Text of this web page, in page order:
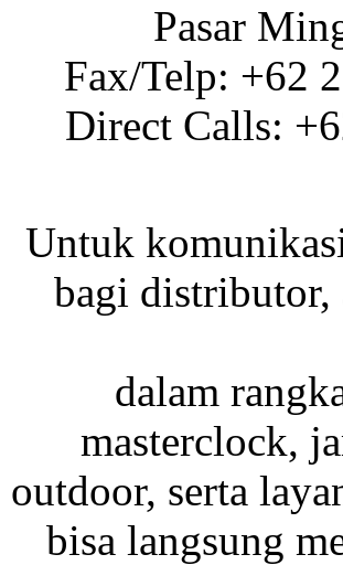
Pasar
Fax/Telp: +62
Direct Calls:
Untuk
bagi distributor,
dalam
masterclock,
outdoor, serta
bisa langsung